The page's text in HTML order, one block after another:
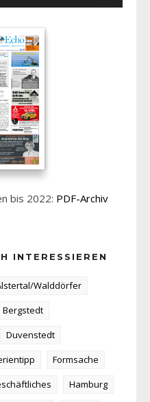
bis 2022: PDF-Archiv
INTERESSIEREN
Walddörfer
Bergstedt
Duvenstedt
Formsache
Hamburg